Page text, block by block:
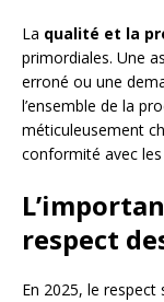
La qualité et la
primordiales. Une
erroné ou une
l’ensemble de la
méticuleusement
conformité avec
respect
En 2025, le respect